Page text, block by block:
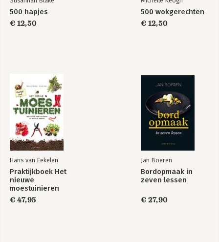
500 hapjes
€ 12,50
500 wokgerechten
€ 12,50
Hans van Eekelen
Praktijkboek Het
nieuwe
moestuinieren
€ 47,95
Jan Boeren
Bordopmaak in
zeven lessen
€ 27,90